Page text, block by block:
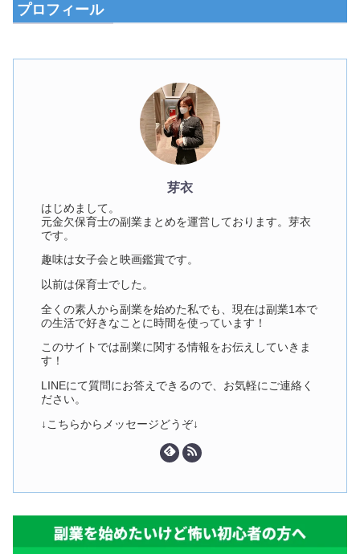
プロフィール
芽衣
はじめまして。
元金欠保育士の副業まとめを運営しております。芽衣
です。
趣味は女子会と映画鑑賞です。
以前は保育士でした。
全くの素人から副業を始めた私でも、現在は副業1本で
の生活で好きなことに時間を使っています！
このサイトでは副業に関する情報をお伝えしていきま
す！
LINEにて質問にお答えできるので、お気軽にご連絡く
ださい。
↓こちらからメッセージどうぞ↓